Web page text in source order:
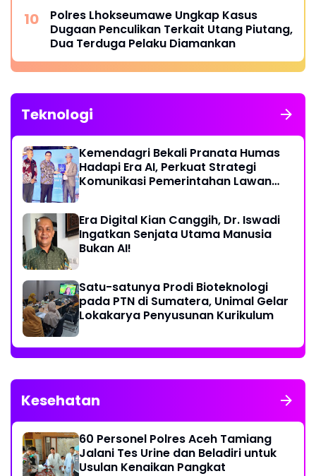
Polres Lhokseumawe Ungkap Kasus
Dugaan Penculikan Terkait Utang Piutang,
Dua Terduga Pelaku Diamankan
Teknologi
Kemendagri Bekali Pranata Humas
Hadapi Era AI, Perkuat Strategi
Komunikasi Pemerintahan Lawan
Era Digital Kian Canggih, Dr. Iswadi
Ingatkan Senjata Utama Manusia
Bukan AI!
Satu-satunya Prodi Bioteknologi
pada PTN di Sumatera, Unimal Gelar
Lokakarya Penyusunan Kurikulum
Kesehatan
60 Personel Polres Aceh Tamiang
Jalani Tes Urine dan Beladiri untuk
Usulan Kenaikan Pangkat